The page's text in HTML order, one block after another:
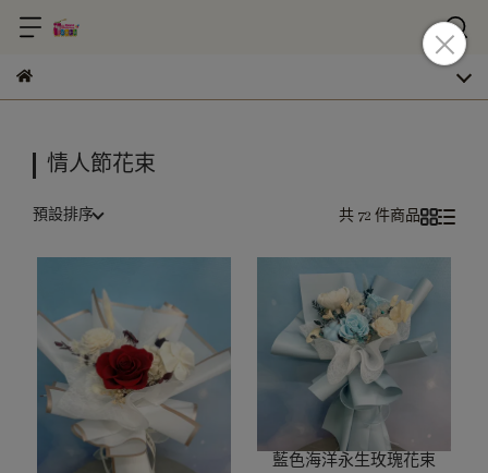
情人節花束
預設排序 共 72 件商品
藍色海洋永生玫瑰花束